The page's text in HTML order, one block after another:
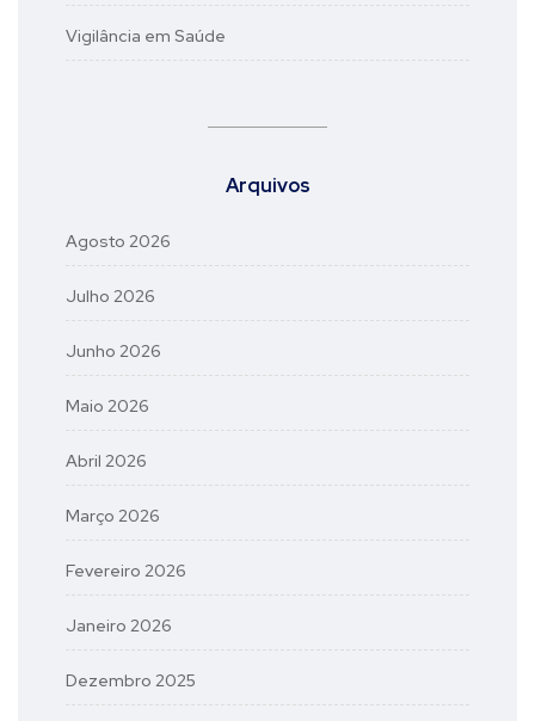
Vigilância em Saúde
Arquivos
Agosto 2026
Julho 2026
Junho 2026
Maio 2026
Abril 2026
Março 2026
Fevereiro 2026
Janeiro 2026
Dezembro 2025